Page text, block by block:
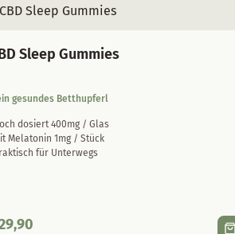
Sleep Gummies
gesundes Betthupferl
dosiert 400mg / Glas
Melatonin 1mg / Stück
für Unterwegs